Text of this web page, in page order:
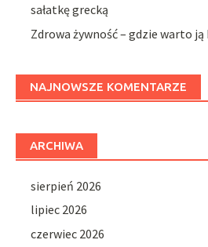
sałatkę grecką
Zdrowa żywność – gdzie warto ją
NAJNOWSZE KOMENTARZE
ARCHIWA
sierpień 2026
lipiec 2026
czerwiec 2026